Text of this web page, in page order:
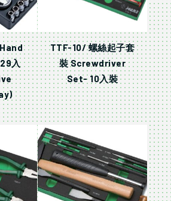
入
TTF-10/ 螺絲起子套
裝 Screwdriver
Set- 10入裝